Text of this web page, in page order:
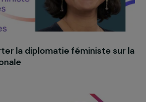
la diplomatie féministe